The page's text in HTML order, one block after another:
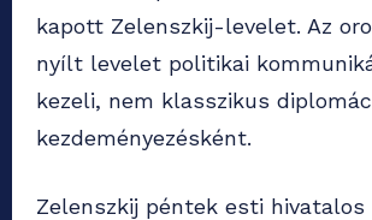
kapott Zelenszkij-levelet. Az
nyílt levelet politikai
kezeli, nem klasszikus
kezdeményezésként.
Zelenszkij péntek esti hivatalos